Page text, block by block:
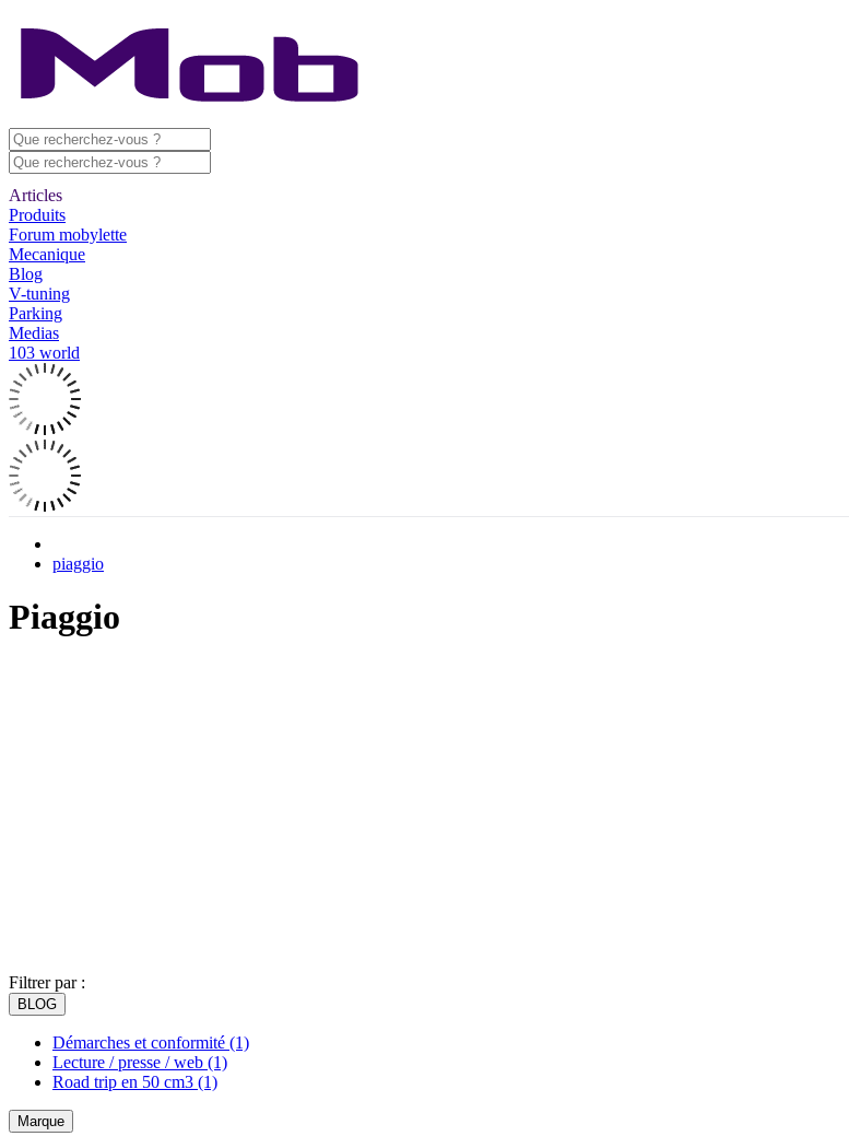
Articles
Produits
Forum mobylette
Mecanique
Blog
V-tuning
Parking
Medias
103 world
piaggio
Piaggio
Filtrer par :
BLOG
Démarches et conformité (1)
Lecture / presse / web (1)
Road trip en 50 cm3 (1)
Marque